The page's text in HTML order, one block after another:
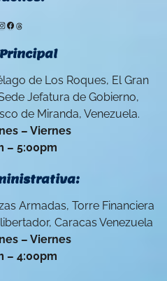
Facebook
Threads
de Los Roques, El Gran
Jefatura de Gobierno,
de Miranda, Venezuela.
– Viernes
– 5:00pm
Armadas, Torre Financiera
Caracas Venezuela
– Viernes
– 4:00pm